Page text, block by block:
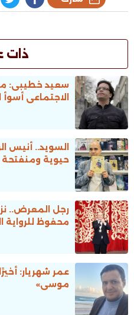
ذات
سعيد خطيبى:
الاجتماعى أسوأ
السويد.. أنيس
حيوية
رجل المعرض..
محفوظ للرواية
عمر شهريار:
موسى»